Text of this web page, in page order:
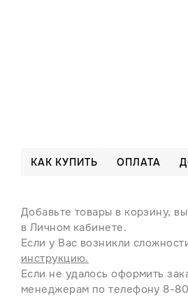
КАК КУПИТЬ ОПЛАТА
Добавьте товары в корзину,
в Личном кабинете.
Если у Вас возникли
инструкцию.
Если не удалось оформить
менеджерам по телефону 8-